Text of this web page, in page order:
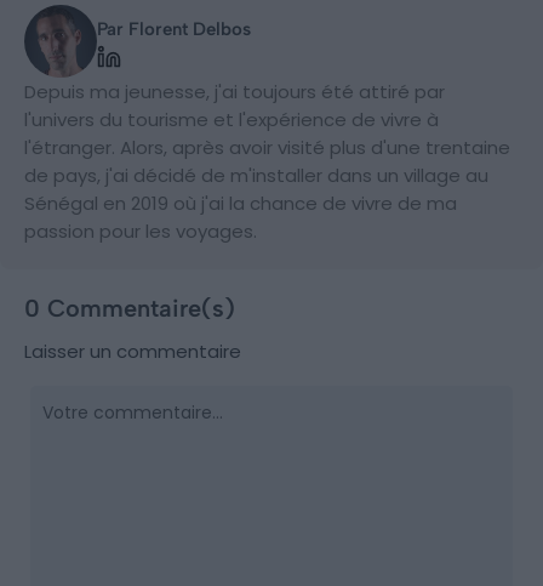
Par Florent Delbos
Depuis ma jeunesse, j'ai toujours été attiré par
l'univers du tourisme et l'expérience de vivre à
l'étranger. Alors, après avoir visité plus d'une trentaine
de pays, j'ai décidé de m'installer dans un village au
Sénégal en 2019 où j'ai la chance de vivre de ma
passion pour les voyages.
0 Commentaire(s)
Laisser un commentaire